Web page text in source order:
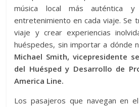
música local más auténtica
entretenimiento en cada viaje. Se
viaje y crear experiencias
huéspedes, sin importar a dónde
Michael Smith, vicepresidente
del Huésped y Desarrollo de
America Line.
Los pasajeros que navegan en el